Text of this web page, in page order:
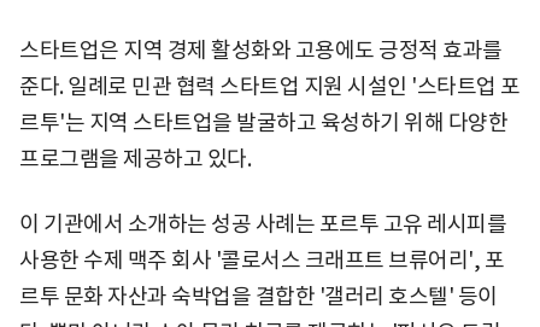
스타트업은 지역 경제 활성화와 고용에도 긍정적 효과를
준다. 일례로 민관 협력 스타트업 지원 시설인 '스타트업 포
르투'는 지역 스타트업을 발굴하고 육성하기 위해 다양한
프로그램을 제공하고 있다.
이 기관에서 소개하는 성공 사례는 포르투 고유 레시피를
사용한 수제 맥주 회사 '콜로서스 크래프트 브류어리', 포
르투 문화 자산과 숙박업을 결합한 '갤러리 호스텔' 등이